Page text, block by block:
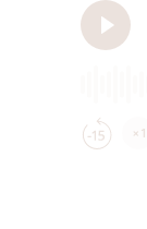
×1